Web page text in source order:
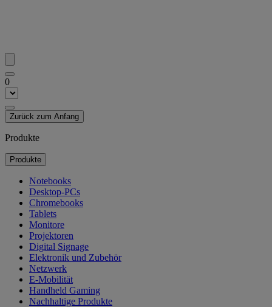
0
Zurück zum Anfang
Produkte
Produkte
Notebooks
Desktop-PCs
Chromebooks
Tablets
Monitore
Projektoren
Digital Signage
Elektronik und Zubehör
Netzwerk
E-Mobilität
Handheld Gaming
Nachhaltige Produkte